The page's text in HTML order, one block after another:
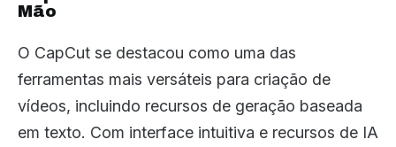
Mão
O CapCut se destacou como uma das
ferramentas mais versáteis para criação de
vídeos, incluindo recursos de geração baseada
em texto. Com interface intuitiva e recursos de IA